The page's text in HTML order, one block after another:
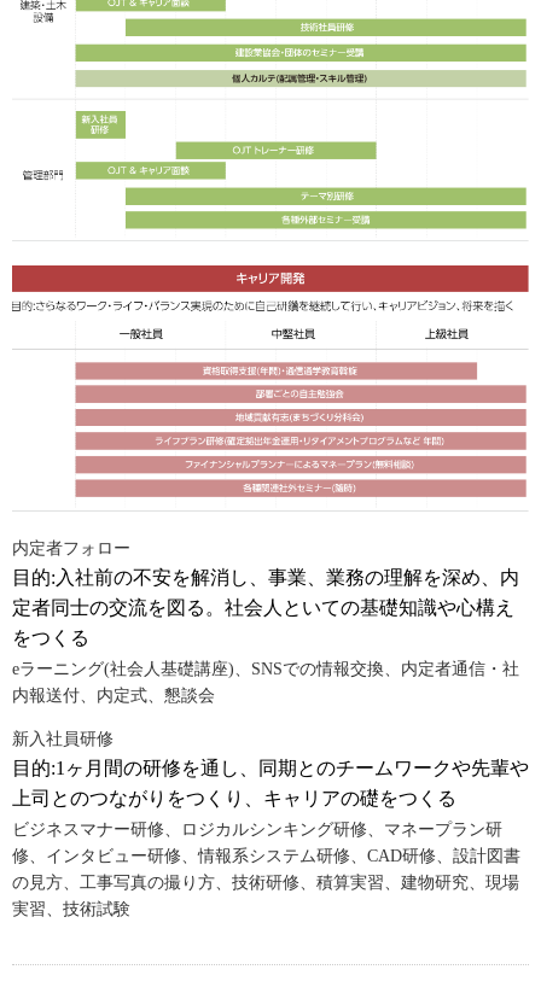
内定者フォロー
目的:入社前の不安を解消し、事業、業務の理解を深め、内
定者同士の交流を図る。社会人といての基礎知識や心構え
をつくる
eラーニング(社会人基礎講座)、SNSでの情報交換、内定者通信・社
内報送付、内定式、懇談会
新入社員研修
目的:1ヶ月間の研修を通し、同期とのチームワークや先輩や
上司とのつながりをつくり、キャリアの礎をつくる
ビジネスマナー研修、ロジカルシンキング研修、マネープラン研
修、インタビュー研修、情報系システム研修、CAD研修、設計図書
の見方、工事写真の撮り方、技術研修、積算実習、建物研究、現場
実習、技術試験